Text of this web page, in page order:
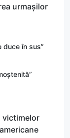
urmașilor
duce în sus”
victimelor